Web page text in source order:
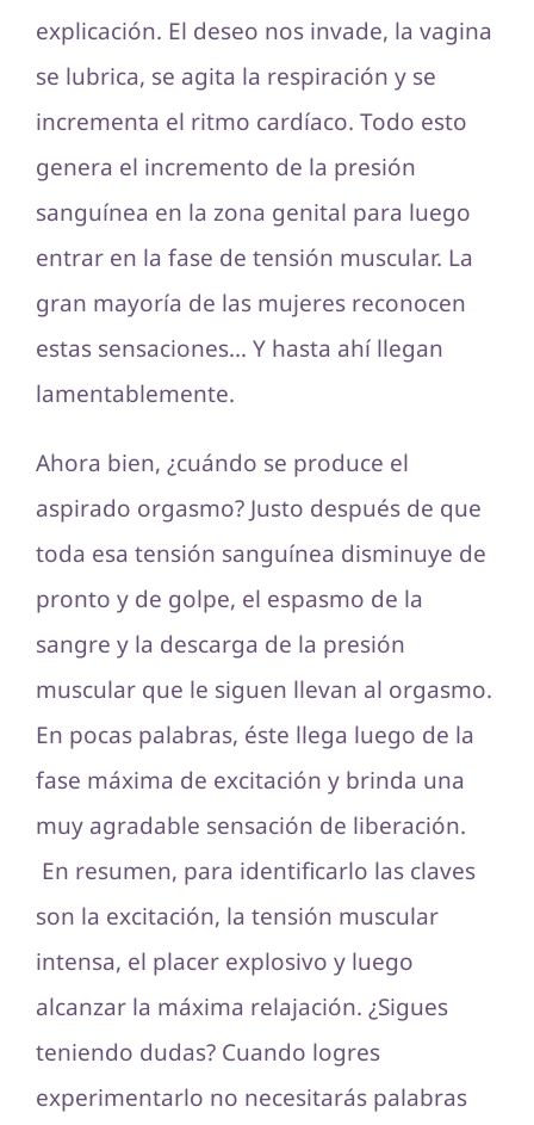
explicación. El deseo nos invade, la vagina
se lubrica, se agita la respiración y se
incrementa el ritmo cardíaco. Todo esto
genera el incremento de la presión
sanguínea en la zona genital para luego
entrar en la fase de tensión muscular. La
gran mayoría de las mujeres reconocen
estas sensaciones… Y hasta ahí llegan
lamentablemente.
Ahora bien, ¿cuándo se produce el
aspirado orgasmo? Justo después de que
toda esa tensión sanguínea disminuye de
pronto y de golpe, el espasmo de la
sangre y la descarga de la presión
muscular que le siguen llevan al orgasmo.
En pocas palabras, éste llega luego de la
fase máxima de excitación y brinda una
muy agradable sensación de liberación.
En resumen, para identificarlo las claves
son la excitación, la tensión muscular
intensa, el placer explosivo y luego
alcanzar la máxima relajación. ¿Sigues
teniendo dudas? Cuando logres
experimentarlo no necesitarás palabras